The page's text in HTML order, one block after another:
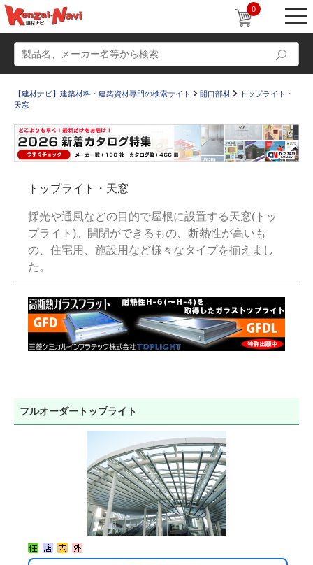
0
すまいリング 設計士インタビュー
Q＆A 販売・施工代理店募集
お気に入り
【建材ナビ】建築材料・建築資材専門の検索サイト 開口部材
トップライト・
天窓
トップライト・天窓
採光や通風などの目的で屋根に設置する天窓(トッ
プライト)。開閉ができるもの、断熱性が高いも
の、住宅用、施設用など様々なタイプを揃えまし
た。
フルオーダートップライト